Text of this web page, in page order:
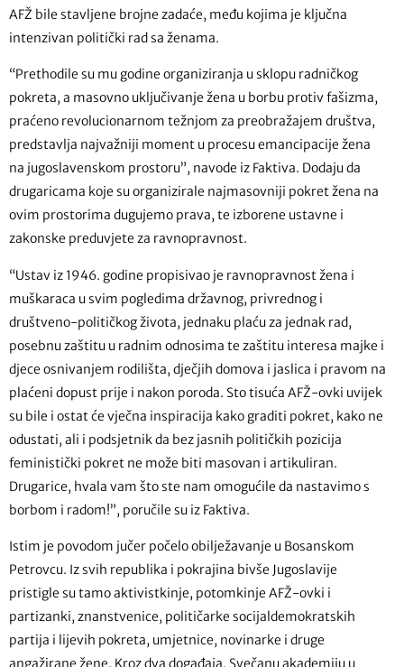
AFŽ bile stavljene brojne zadaće, među kojima je ključna
intenzivan politički rad sa ženama.
“Prethodile su mu godine organiziranja u sklopu radničkog
pokreta, a masovno uključivanje žena u borbu protiv fašizma,
praćeno revolucionarnom težnjom za preobražajem društva,
predstavlja najvažniji moment u procesu emancipacije žena
na jugoslavenskom prostoru”, navode iz Faktiva. Dodaju da
drugaricama koje su organizirale najmasovniji pokret žena na
ovim prostorima dugujemo prava, te izborene ustavne i
zakonske preduvjete za ravnopravnost.
“Ustav iz 1946. godine propisivao je ravnopravnost žena i
muškaraca u svim pogledima državnog, privrednog i
društveno-političkog života, jednaku plaću za jednak rad,
posebnu zaštitu u radnim odnosima te zaštitu interesa majke i
djece osnivanjem rodilišta, dječjih domova i jaslica i pravom na
plaćeni dopust prije i nakon poroda. Sto tisuća AFŽ-ovki uvijek
su bile i ostat će vječna inspiracija kako graditi pokret, kako ne
odustati, ali i podsjetnik da bez jasnih političkih pozicija
feministički pokret ne može biti masovan i artikuliran.
Drugarice, hvala vam što ste nam omogućile da nastavimo s
borbom i radom!”, poručile su iz Faktiva.
Istim je povodom jučer počelo obilježavanje u Bosanskom
Petrovcu. Iz svih republika i pokrajina bivše Jugoslavije
pristigle su tamo aktivistkinje, potomkinje AFŽ-ovki i
partizanki, znanstvenice, političarke socijaldemokratskih
partija i lijevih pokreta, umjetnice, novinarke i druge
angažirane žene. Kroz dva događaja, Svečanu akademiju u